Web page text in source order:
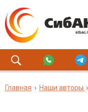
Главная Наши авторы